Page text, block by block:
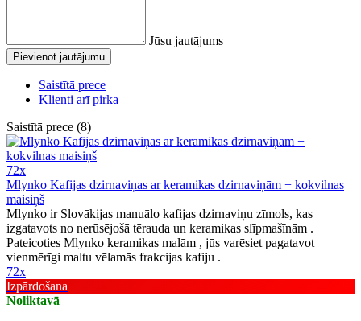
Jūsu jautājums
Pievienot jautājumu
Saistītā prece
Klienti arī pirka
Saistītā prece (8)
72x
Mlynko Kafijas dzirnaviņas ar keramikas dzirnaviņām + kokvilnas
maisiņš
Mlynko ir Slovākijas manuālo kafijas dzirnaviņu zīmols, kas
izgatavots no nerūsējošā tērauda un keramikas slīpmašīnām .
Pateicoties Mlynko keramikas malām , jūs varēsiet pagatavot
vienmērīgi maltu vēlamās frakcijas kafiju .
72x
Izpārdošana
Noliktavā